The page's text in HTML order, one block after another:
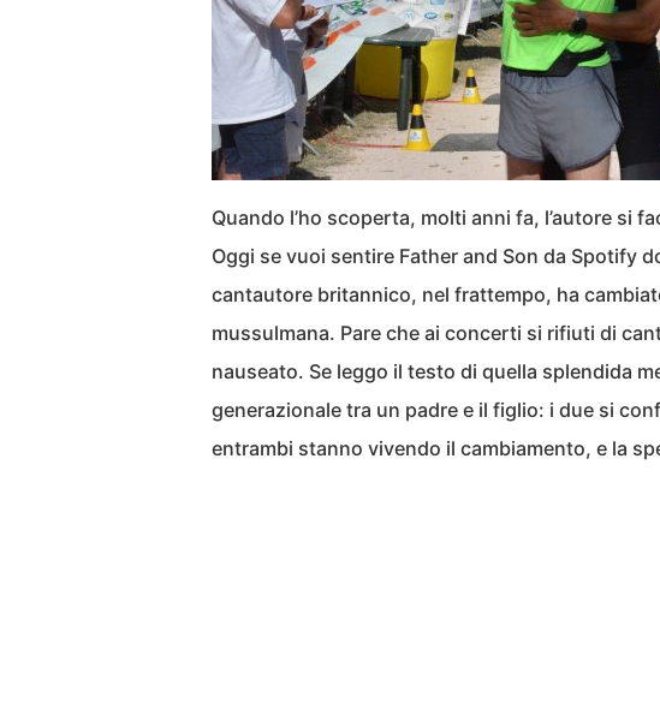
Quando l’ho scoperta, molti anni fa, l’autore si
Oggi se vuoi sentire Father and Son da Spotify
cantautore britannico, nel frattempo, ha
mussulmana. Pare che ai concerti si rifiuti di
nauseato. Se leggo il testo di quella splendida
generazionale tra un padre e il figlio: i due si
entrambi stanno vivendo il cambiamento, e la